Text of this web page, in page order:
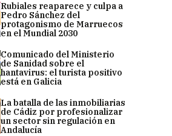
Rubiales reaparece y culpa a
Pedro Sánchez del
protagonismo de Marruecos
en el Mundial 2030
Comunicado del Ministerio
de Sanidad sobre el
hantavirus: el turista positivo
está en Galicia
La batalla de las inmobiliarias
de Cádiz por profesionalizar
un sector sin regulación en
Andalucía